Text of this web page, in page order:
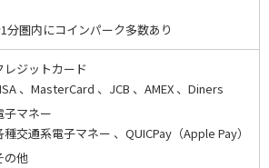
分圏内にコインパーク多数あり
レジットカード
、MasterCard 、JCB 、AMEX 、Diners
子マネー
種交通系電子マネー 、QUICPay（Apple Pay）
の他